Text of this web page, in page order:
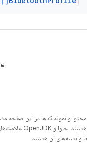
محتوا و نمونه کدها در این صفحه
یا وابسته‌های آن هستند.